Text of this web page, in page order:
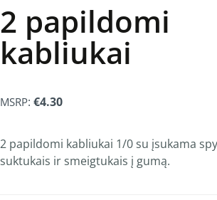
2 papildomi
kabliukai
MSRP: €4.30
2 papildomi kabliukai 1/0 su įsukama
suktukais ir smeigtukais į gumą.